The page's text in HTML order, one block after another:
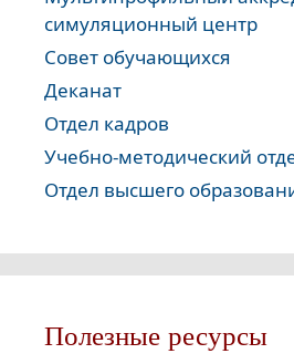
симуляционный центр
Совет обучающихся
Деканат
Отдел кадров
Учебно-методический
Отдел высшего
Полезные ресурсы